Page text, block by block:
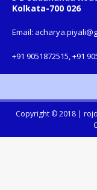
Kolkata-700 026
Email:
+91 9051872515, +91
Copyright © 2018 |